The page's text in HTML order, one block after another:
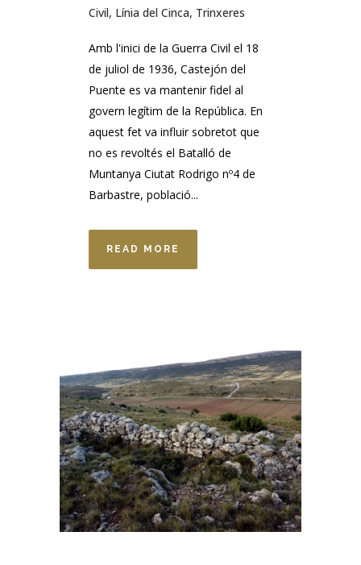
Civil, Línia del Cinca, Trinxeres
Amb l'inici de la Guerra Civil el 18
de juliol de 1936, Castejón del
Puente es va mantenir fidel al
govern legítim de la República. En
aquest fet va influir sobretot que
no es revoltés el Batalló de
Muntanya Ciutat Rodrigo nº4 de
Barbastre, població...
READ MORE